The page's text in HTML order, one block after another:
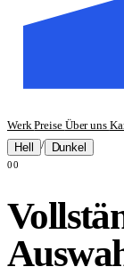
WerkPreise Über uns
Hell
/ Dunkel
00